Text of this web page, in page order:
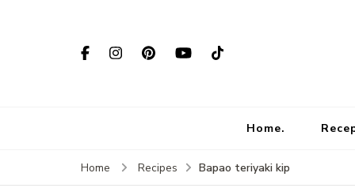
Home.
Home Recipes Bapao teriyaki kip